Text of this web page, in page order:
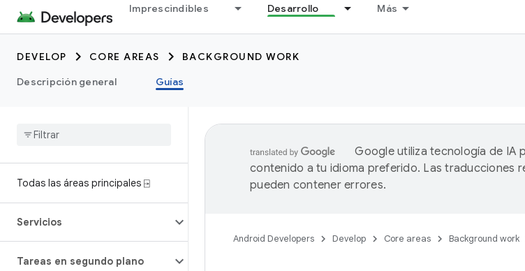
Imprescindibles Desarrollo Más
DEVELOP CORE AREAS
BACKGROUND WORK
Descripción general
Guías
Todas las áreas principales ⍈
Servicios
Tareas en segundo plano
Google utiliza tecnología de IA
contenido a tu idioma preferido. Las traducciones
pueden contener errores.
Android Developers Develop Core areas Background work